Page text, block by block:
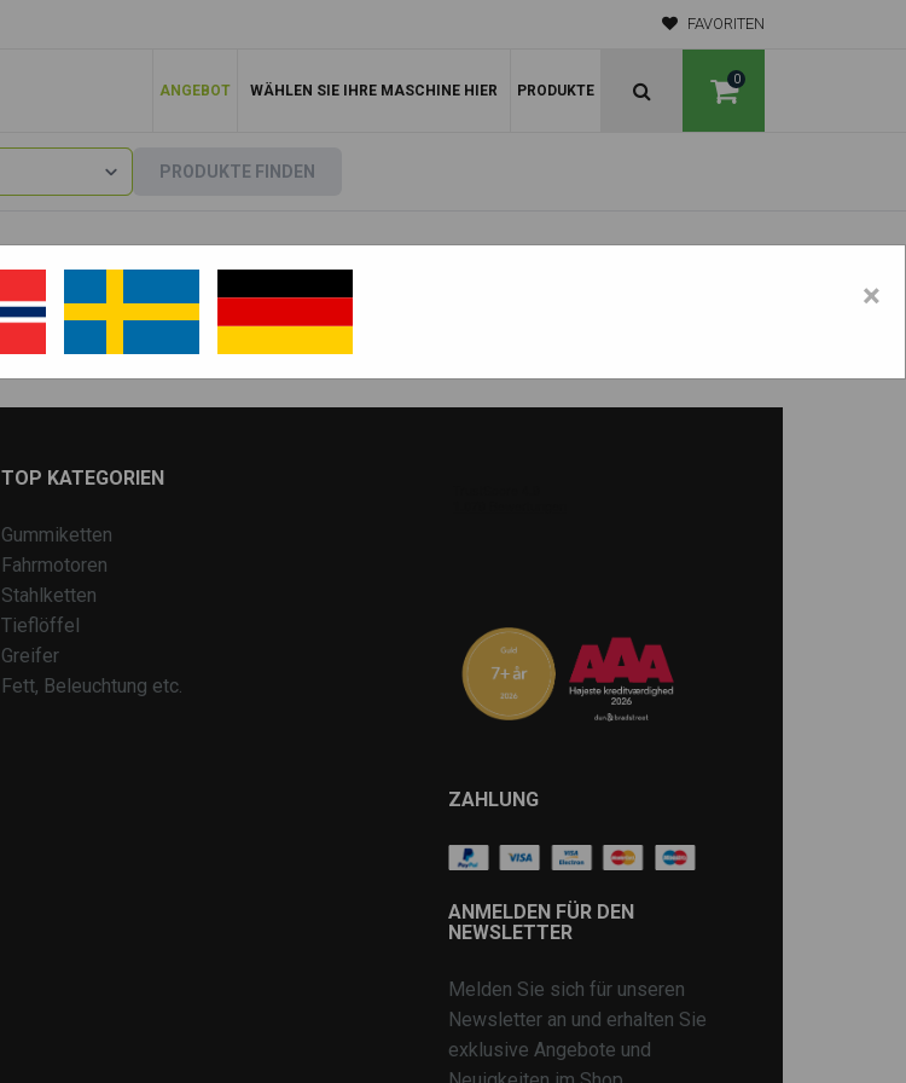
FAVORITEN
0
ANGEBOT WÄHLEN SIE IHRE MASCHINE HIER PRODUKTE
PRODUKTE FINDEN
DX235 LCR
TOP KATEGORIEN
Gummiketten
Fahrmotoren
Stahlketten
Tieflöffel
Greifer
Fett, Beleuchtung etc.
ZAHLUNG
ANMELDEN FÜR DEN
NEWSLETTER
Melden Sie sich für unseren
Newsletter an und erhalten Sie
exklusive Angebote und
×